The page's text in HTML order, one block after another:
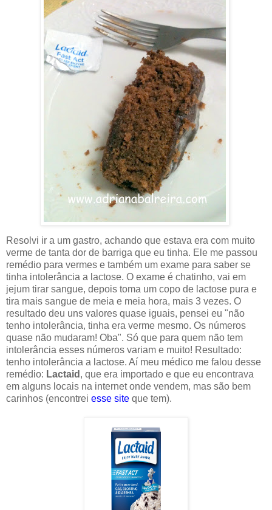
Resolvi ir a um gastro, achando que estava era com muito
verme de tanta dor de barriga que eu tinha. Ele me passou
remédio para vermes e também um exame para saber se
tinha intolerância a lactose. O exame é chatinho, vai em
jejum tirar sangue, depois toma um copo de lactose pura e
tira mais sangue de meia e meia hora, mais 3 vezes. O
resultado deu uns valores quase iguais, pensei eu "não
tenho intolerância, tinha era verme mesmo. Os números
quase não mudaram! Oba". Só que para quem não tem
intolerância esses números variam e muito! Resultado:
tenho intolerância a lactose. Aí meu médico me falou desse
remédio: Lactaid , que era importado e que eu encontrava
em alguns locais na internet onde vendem, mas são bem
carinhos (encontrei esse site que tem).